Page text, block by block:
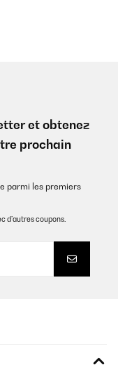
et obtenez
prochain
parmi les premiers
d’autres coupons.